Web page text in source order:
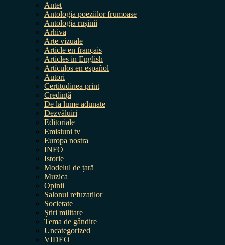
Antet
Antologia poeziilor frumoase
Antologia rușinii
Arhiva
Arte vizuale
Article en français
Articles in English
Artículos en español
Autori
Certitudinea print
Credință
De la lume adunate
Dezvăluiri
Editoriale
Emisiuni tv
Europa nostra
INFO
Istorie
Modelul de țară
Muzica
Opinii
Salonul refuzaților
Societate
Știri militare
Tema de gândire
Uncategorized
VIDEO